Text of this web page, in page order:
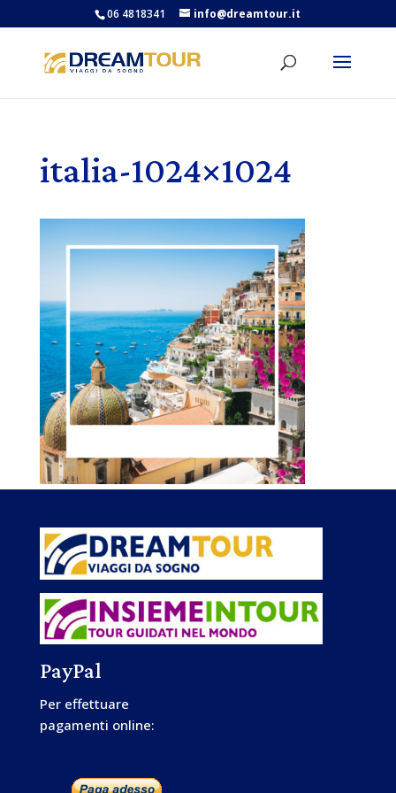
06 4818341 info@dreamtour.it
italia-1024×1024
PayPal
Per effettuare
pagamenti online: